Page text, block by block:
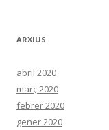
ARXIUS
abril 2020
març 2020
febrer 2020
gener 2020